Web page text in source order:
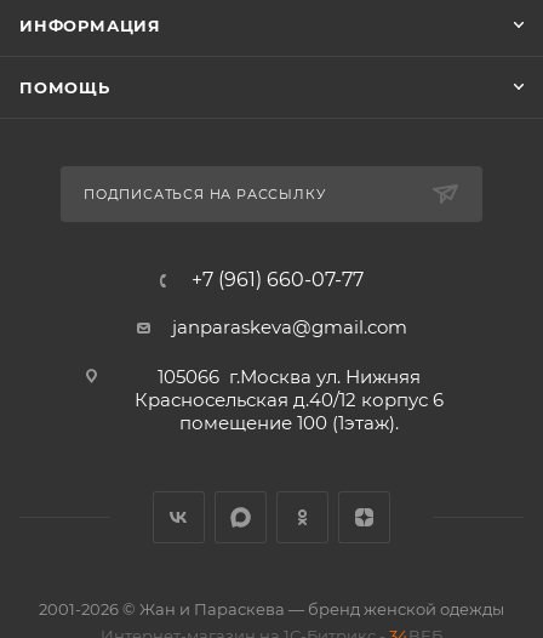
ИНФОРМАЦИЯ
ПОМОЩЬ
ПОДПИСАТЬСЯ НА РАССЫЛКУ
+7 (961) 660-07-77
janparaskeva@gmail.com
105066 г.Москва ул. Нижняя
Красносельская д.40/12 корпус 6
помещение 100 (1этаж).
2001-2026 © Жан и Параскева — бренд женской одежды